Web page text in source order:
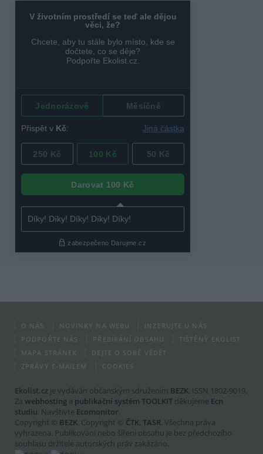
O NÁS NOVINKY NA WEBU
INZERUJTE U NÁS
PODPOŘTE NÁS
PŘEBÍRÁNÍ OBSAHU
TIŠTĚNÝ EKOLIST
MAPA STRÁNEK
DEJTE O SOBĚ VĚDĚT
ZPRÁVY E-MAILEM
COOKIES
Ekolist.cz je vydáván občanským sdružením BEZK. ISSN 1802-9019.
Za webhosting a publikační systém TOOLKIT děkujeme Ecn
studiu. Navštivte Ecomonitor.
Copyright © BEZK. Copyright © ČTK, TASR. Všechna práva
vyhrazena. Publikování nebo šíření obsahu je bez předchozího
souhlasu držitele autorských práv zakázáno.